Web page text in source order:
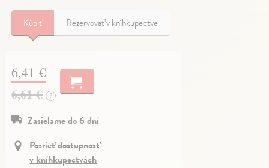
Kúpiť Rezervovať v kníhkupectve
6,41 €
6,61 €
?
Zasielame do 6 dní
Pozrieť dostupnosť
v kníhkupectvách